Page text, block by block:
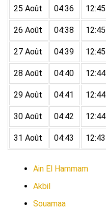
25 Août 04:36 12:45
26 Août 04:38 12:45
27 Août 04:39 12:45
28 Août 04:40 12:44
29 Août 04:41 12:44
30 Août 04:42 12:44
31 Août 04:43 12:43
Ain El Hammam
Akbil
Souamaa